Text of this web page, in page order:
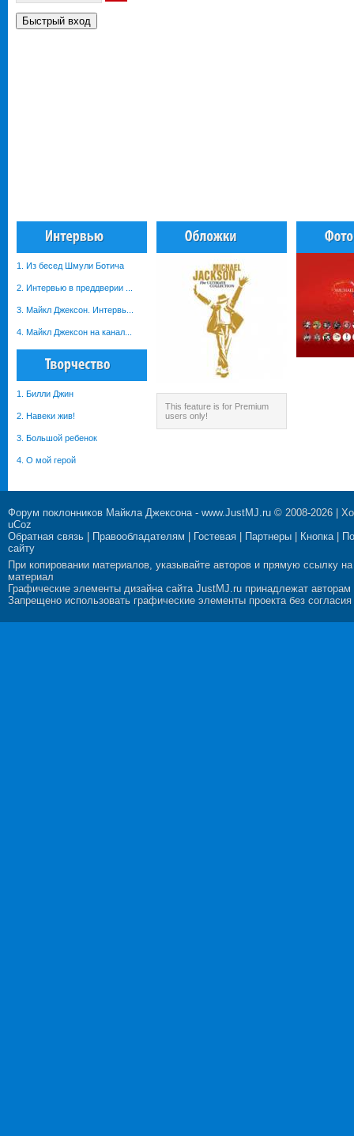
1. Из бесед Шмули Ботича
2. Интервью в преддверии ...
3. Майкл Джексон. Интервь...
4. Майкл Джексон на канал...
1. Билли Джин
2. Навеки жив!
3. Большой ребенок
4. О мой герой
This feature is for Premium
users only!
Форум поклонников Майкла Джексона- www.JustMJ.ru © 2008-2026 |
uCoz
Обратная связь
Правообладателям Гостевая Партнеры Кнопка|
сайту
При копировании материалов, указывайте авторов и прямую ссылку на
материал
Графические элементы дизайна сайта JustMJ.ru принадлежат авторам
Запрещено использовать графические элементы проекта без согласия